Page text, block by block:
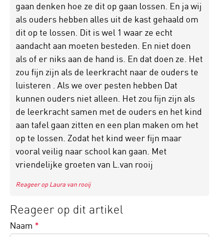
gaan denken hoe ze dit op gaan lossen. En ja wij
als ouders hebben alles uit de kast gehaald om
dit op te lossen. Dit is wel 1 waar ze echt
aandacht aan moeten besteden. En niet doen
als of er niks aan de hand is. En dat doen ze. Het
zou fijn zijn als de leerkracht naar de ouders te
luisteren . Als we over pesten hebben Dat
kunnen ouders niet alleen. Het zou fijn zijn als
de leerkracht samen met de ouders en het kind
aan tafel gaan zitten en een plan maken om het
op te lossen. Zodat het kind weer fijn maar
vooral veilig naar school kan gaan. Met
vriendelijke groeten van L.van rooij
Reageer op Laura van rooij
Reageer op dit artikel
Naam *